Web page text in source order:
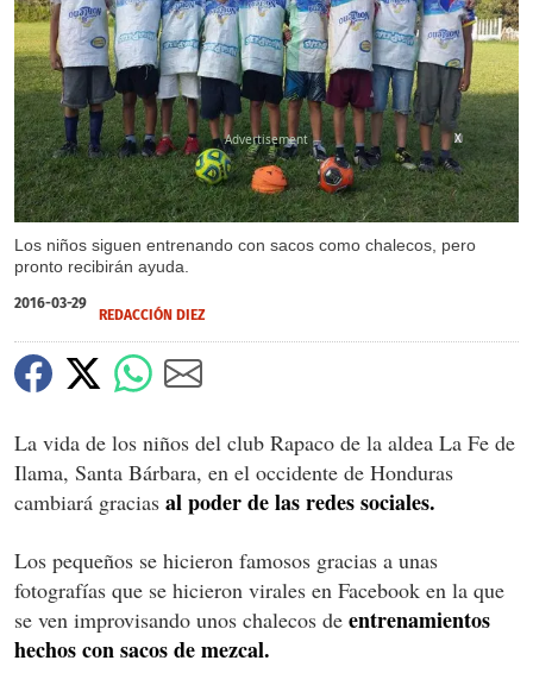
Los niños siguen entrenando con sacos como chalecos, pero
pronto recibirán ayuda.
X
2016-03-29
REDACCIÓN DIEZ
La vida de los niños del club Rapaco de la aldea La Fe de
Ilama, Santa Bárbara, en el occidente de Honduras
cambiará gracias al poder de las redes sociales.
Los pequeños se hicieron famosos gracias a unas
fotografías que se hicieron virales en Facebook en la que
se ven improvisando unos chalecos de entrenamientos
hechos con sacos de mezcal.